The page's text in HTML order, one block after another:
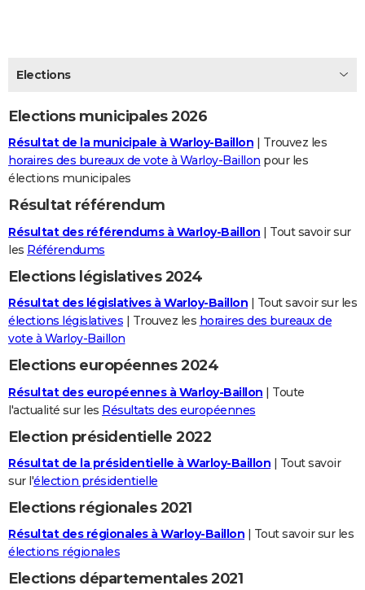
CARTE DE VOEUX
Carte de Noël
Carte Bonne année
Carte Saint-Valentin
Carte Pâques
Carte d'anniversaire
DICTIONNAIRE
Dictionnaire
Biographies
Citations
Expressions
Proverbes
PROGRAMME TV
S'inscrire
Se connecter
Lycées
Collèges
Primaires
Universités
Entreprises
Service militaire
Avis de recherche
AVIS DE DÉCÈS
FORUM
Bricolage
Lifestyle
Culture
Sport
Auto
Television
Voyage
Cinema
Elections
Elections municipales 2026
Résultat de la municipale à Warloy-Baillon | Trouvez les
horaires des bureaux de vote à Warloy-Baillon pour les
élections municipales
Résultat référendum
Résultat des référendums à Warloy-Baillon | Tout savoir sur
les Référendums
Elections législatives 2024
Résultat des législatives à Warloy-Baillon | Tout savoir sur les
élections législatives | Trouvez les horaires des bureaux de
vote à Warloy-Baillon
Elections européennes 2024
Résultat des européennes à Warloy-Baillon | Toute
l'actualité sur les Résultats des européennes
Election présidentielle 2022
Résultat de la présidentielle à Warloy-Baillon | Tout savoir
sur l'élection présidentielle
Elections régionales 2021
Résultat des régionales à Warloy-Baillon | Tout savoir sur les
élections régionales
Elections départementales 2021